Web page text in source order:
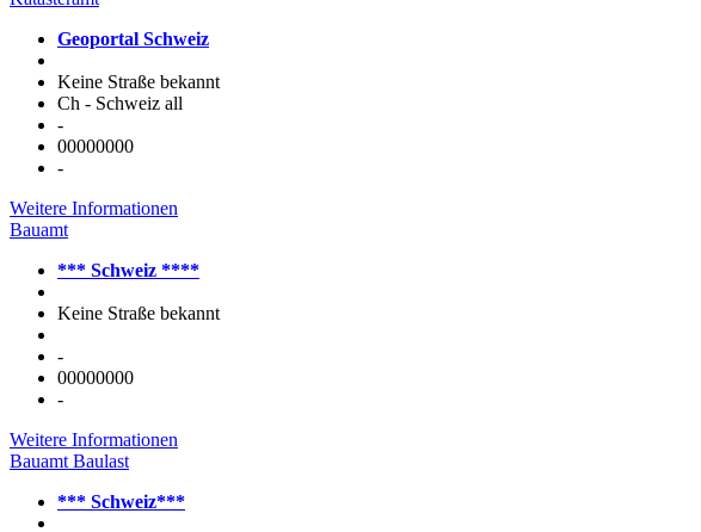
Geoportal Schweiz
Keine Straße bekannt
Ch - Schweiz all
-
00000000
-
Weitere Informationen
Bauamt
*** Schweiz ****
Keine Straße bekannt
-
00000000
-
Weitere Informationen
Bauamt Baulast
*** Schweiz***